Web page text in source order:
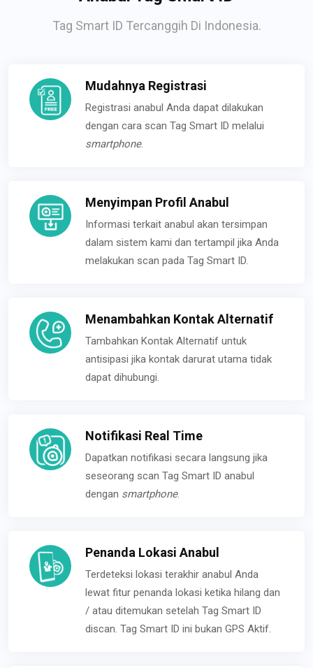
Tag Smart ID Tercanggih Di Indonesia.
Mudahnya Registrasi
Registrasi anabul Anda dapat dilakukan
dengan cara scan Tag Smart ID melalui
smartphone.
Menyimpan Profil Anabul
Informasi terkait anabul akan tersimpan
dalam sistem kami dan tertampil jika Anda
melakukan scan pada Tag Smart ID.
Menambahkan Kontak Alternatif
Tambahkan Kontak Alternatif untuk
antisipasi jika kontak darurat utama tidak
dapat dihubungi.
Notifikasi Real Time
Dapatkan notifikasi secara langsung jika
seseorang scan Tag Smart ID anabul
dengan smartphone.
Penanda Lokasi Anabul
Terdeteksi lokasi terakhir anabul Anda
lewat fitur penanda lokasi ketika hilang dan
/ atau ditemukan setelah Tag Smart ID
discan. Tag Smart ID ini bukan GPS Aktif.